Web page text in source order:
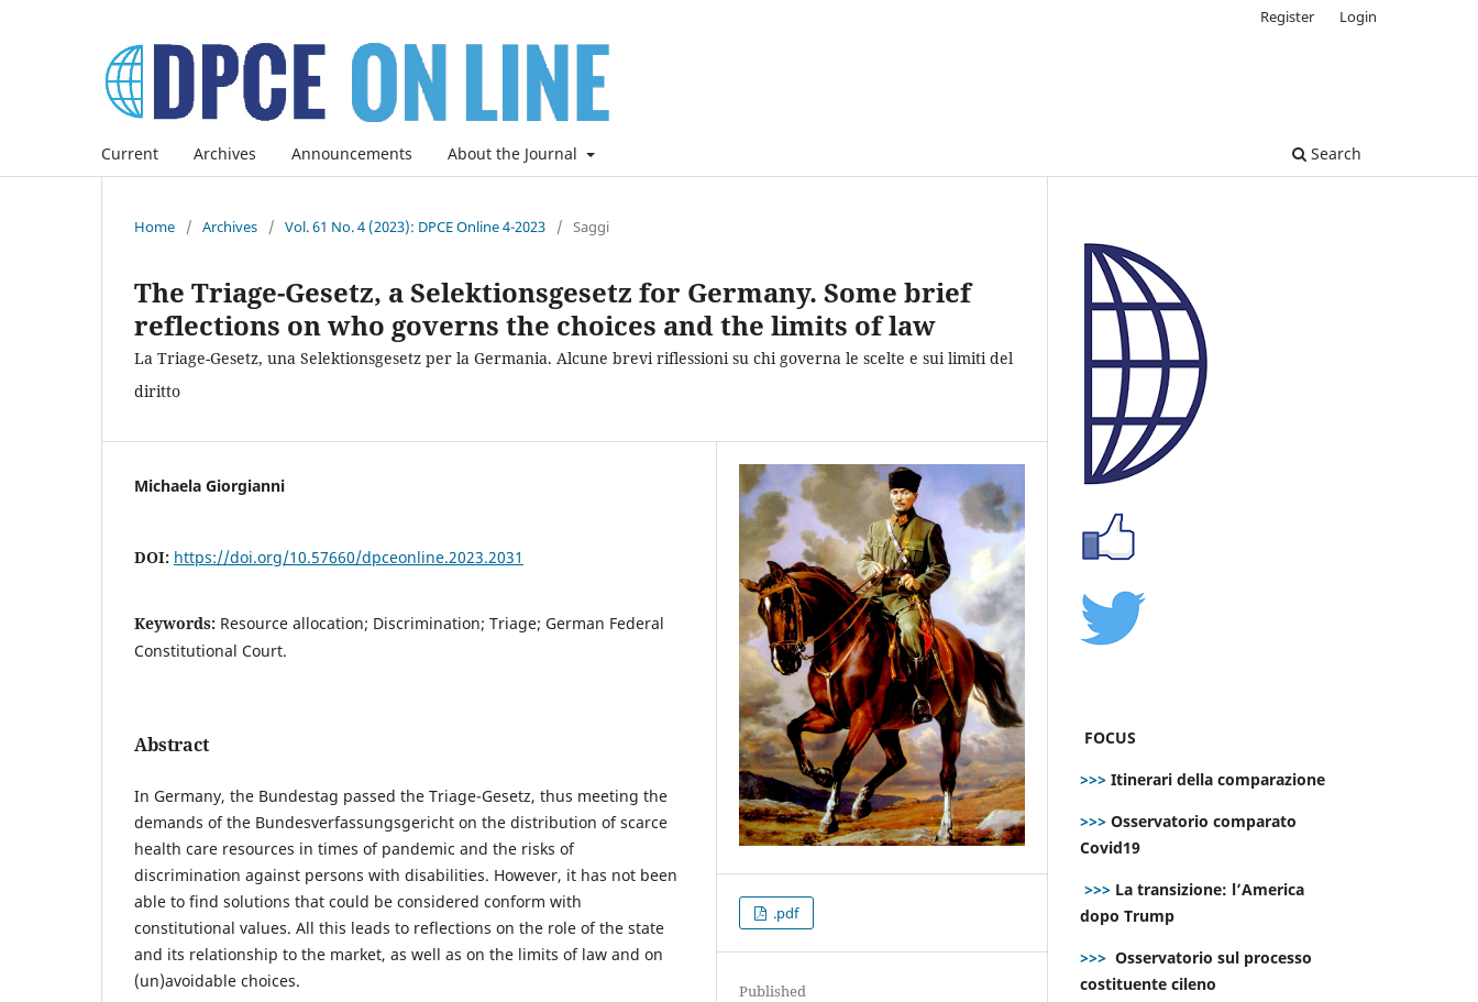
Current Archives Announcements About the Journal Search
Register Login
Home / Archives / Vol. 61 No. 4 (2023): DPCE Online 4-2023 / Saggi
The Triage-Gesetz, a Selektionsgesetz for Germany. Some brief
reflections on who governs the choices and the limits of law
La Triage-Gesetz, una Selektionsgesetz per la Germania. Alcune brevi riflessioni su chi governa le scelte e sui limiti del
diritto
Michaela Giorgianni
DOI: https://doi.org/10.57660/dpceonline.2023.2031
Keywords: Resource allocation; Discrimination; Triage; German Federal
Constitutional Court.
Abstract
In Germany, the Bundestag passed the Triage-Gesetz, thus meeting the
demands of the Bundesverfassungsgericht on the distribution of scarce
health care resources in times of pandemic and the risks of
discrimination against persons with disabilities. However, it has not been
able to find solutions that could be considered conform with
constitutional values. All this leads to reflections on the role of the state
and its relationship to the market, as well as on the limits of law and on
(un)avoidable choices.
.pdf
Published
FOCUS
>>> Itinerari della comparazione
>>> Osservatorio comparato
Covid19
>>> La transizione: l’America
dopo Trump
>>> Osservatorio sul processo
costituente cileno